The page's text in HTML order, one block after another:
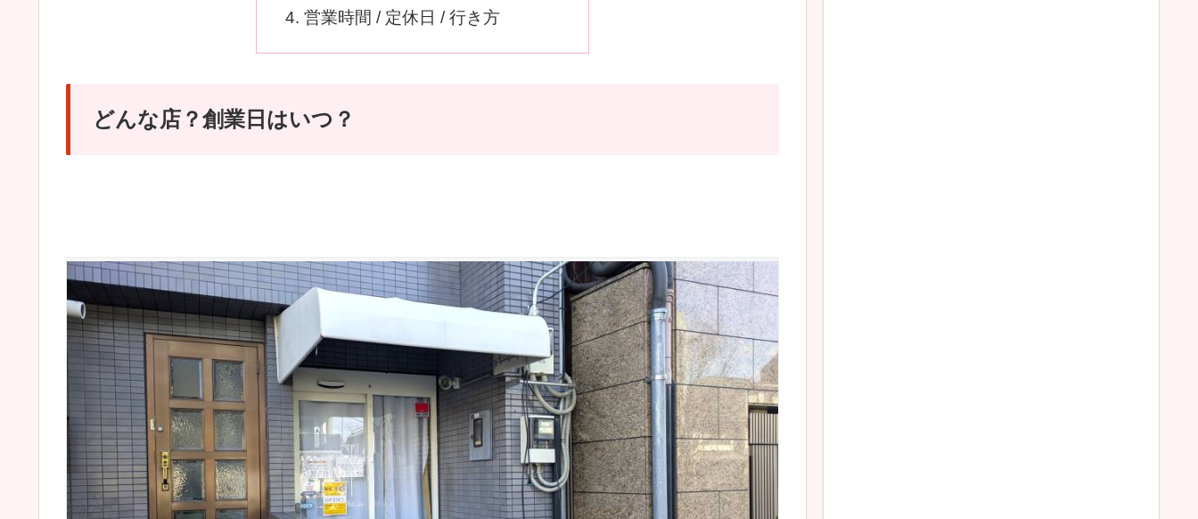
営業時間 / 定休日 / 行き方
どんな店？創業日はいつ？